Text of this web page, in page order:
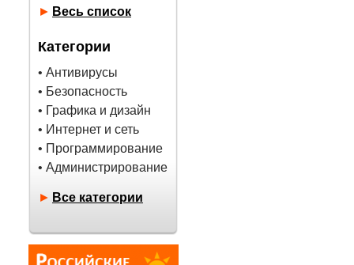
► Весь список
Категории
• Антивирусы
• Безопасность
• Графика и дизайн
• Интернет и сеть
• Программирование
• Администрирование
► Все категории